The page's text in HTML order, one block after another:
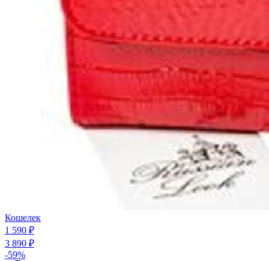
Кошелек
1 590 ₽
3 890 ₽
-59%